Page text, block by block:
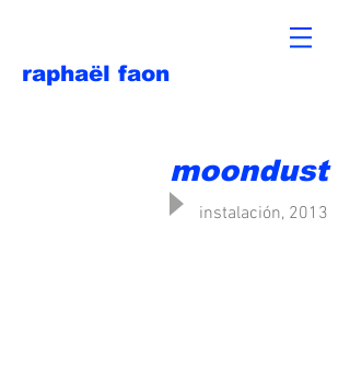
raphaël faon
moondust
instalación, 2013